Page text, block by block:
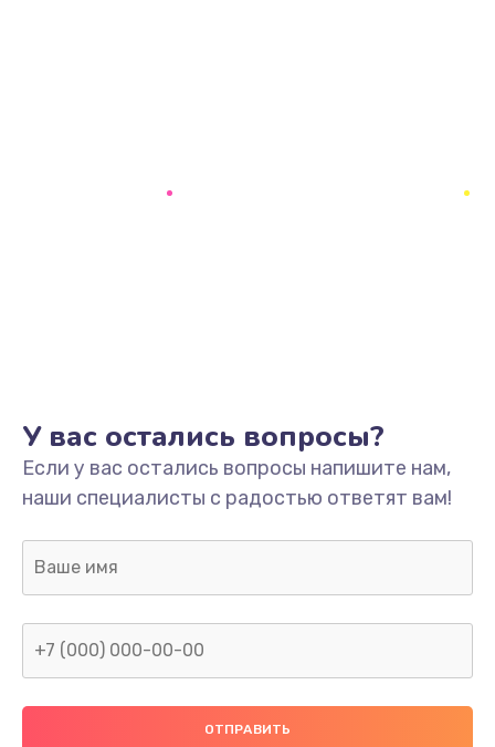
У вас остались вопросы?
Если у вас остались вопросы напишите нам,
наши специалисты с радостью ответят вам!